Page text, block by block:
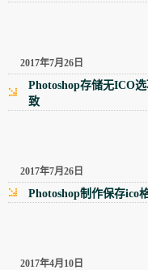
2017年7月26日
Photoshop存储无ICO
致
2017年7月26日
Photoshop制作保存ico
2017年4月10日